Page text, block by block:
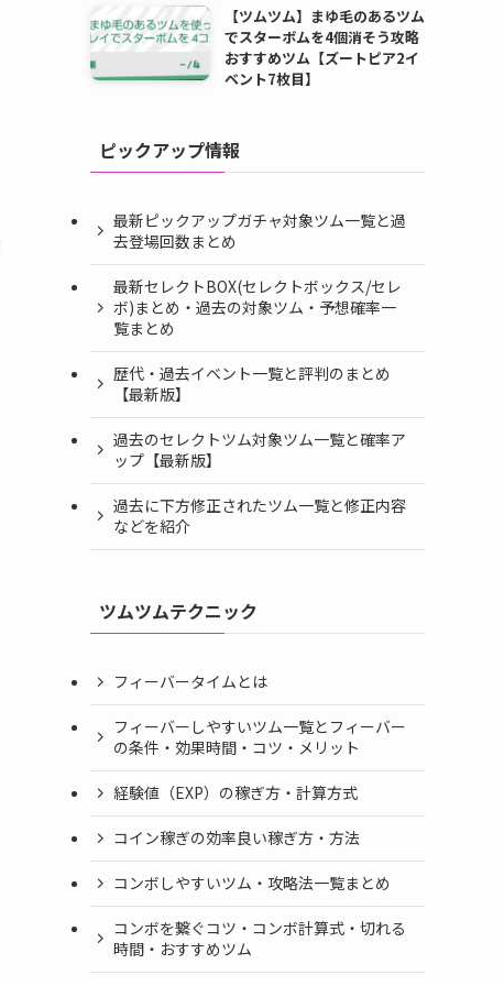
【ツムツム】まゆ毛のあるツム
でスターボムを4個消そう攻略
おすすめツム【ズートピア2イ
ベント7枚目】
ピックアップ情報
最新ピックアップガチャ対象ツム一覧と過
去登場回数まとめ
最新セレクトBOX(セレクトボックス/セレ
ボ)まとめ・過去の対象ツム・予想確率一
覧まとめ
歴代・過去イベント一覧と評判のまとめ
【最新版】
過去のセレクトツム対象ツム一覧と確率ア
ップ【最新版】
過去に下方修正されたツム一覧と修正内容
などを紹介
ツムツムテクニック
フィーバータイムとは
フィーバーしやすいツム一覧とフィーバー
の条件・効果時間・コツ・メリット
経験値（EXP）の稼ぎ方・計算方式
コイン稼ぎの効率良い稼ぎ方・方法
コンボしやすいツム・攻略法一覧まとめ
コンボを繋ぐコツ・コンボ計算式・切れる
時間・おすすめツム